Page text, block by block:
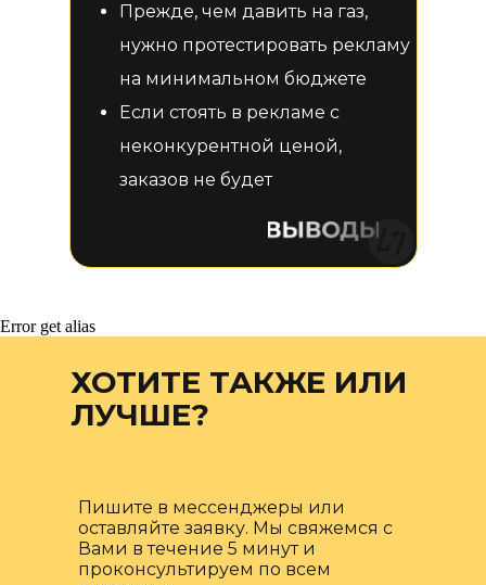
Прежде, чем давить на газ,
нужно протестировать рекламу
на минимальном бюджете
Если стоять в рекламе с
неконкурентной ценой,
заказов не будет
Error get alias
ХОТИТЕ ТАКЖЕ ИЛИ
ЛУЧШЕ?
Пишите в мессенджеры или
оставляйте заявку. Мы свяжемся с
Вами в течение 5 минут и
проконсультируем по всем